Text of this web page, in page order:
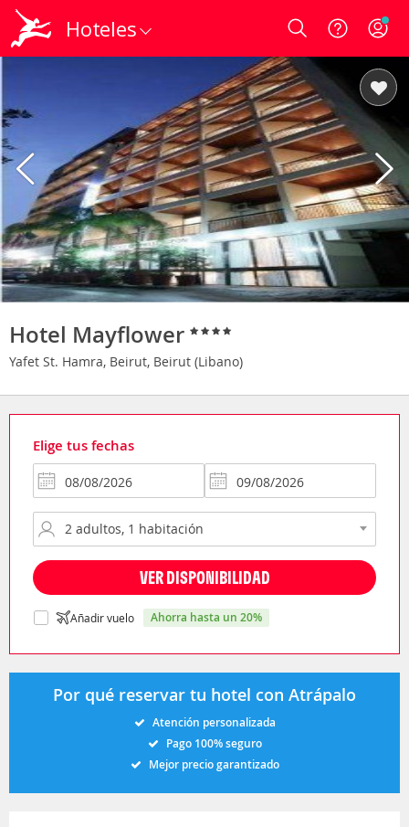
Hoteles Login
Hotel Mayflower
Yafet St. Hamra, Beirut, Beirut (Libano)
Elige tus fechas
VER DISPONIBILIDAD
Añadir vuelo ahorra hasta un 20%
Por qué reservar tu hotel con Atrápalo
Atención personalizada
Pago 100% seguro
Mejor precio garantizado